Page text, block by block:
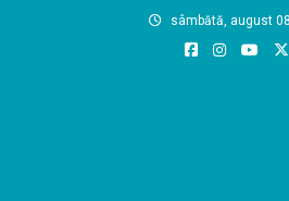
sâmbătă, august